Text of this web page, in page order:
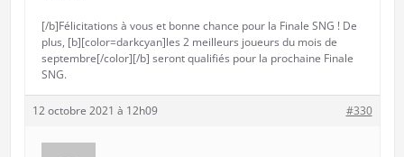
[/b]Félicitations à vous et bonne chance pour la Finale SNG ! De
plus, [b][color=darkcyan]les 2 meilleurs joueurs du mois de
septembre[/color][/b] seront qualifiés pour la prochaine Finale
SNG.
12 octobre 2021 à 12h09 #330